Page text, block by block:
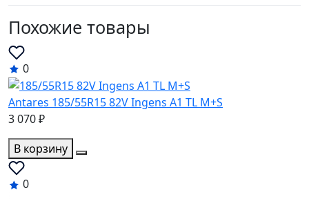
Похожие товары
0
Antares 185/55R15 82V Ingens A1 TL M+S
3 070 ₽
В корзину
0